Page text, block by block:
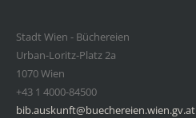
Stadt Wien - Büchereien
Urban-Loritz-Platz 2a
1070 Wien
+43 1 4000-84500
bib.auskunft@buechereien.wien.gv.at